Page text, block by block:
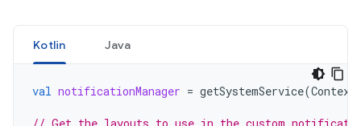
Kotlin Java
val notificationManager = getSystemService(Context